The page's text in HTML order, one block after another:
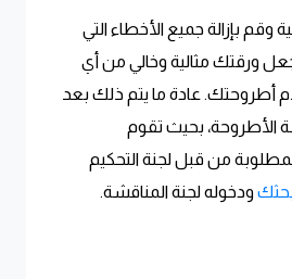
وقم بإزالة جميع الأخطاء التي
ورقتك مثالية وخالي من أي
أطروحتك. عادة ما يتم ذلك بعد
بحيث تقوم
من قبل لجنة التحكيم
بحثك ودخوله لجنة المناقشة.